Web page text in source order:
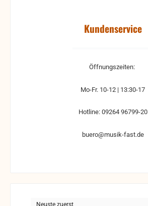
Kundenservice
Öffnungszeiten:
Mo-Fr. 10-12 | 13:30-17
Hotline: 09264 96799-20
buero@musik-fast.de